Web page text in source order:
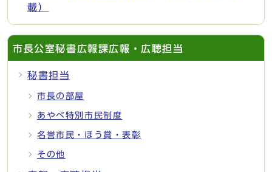
載）
市長公室秘書広報課広報・広聴担当
秘書担当
市長の部屋
あやべ特別市民制度
名誉市民・ほう賞・表彰
その他